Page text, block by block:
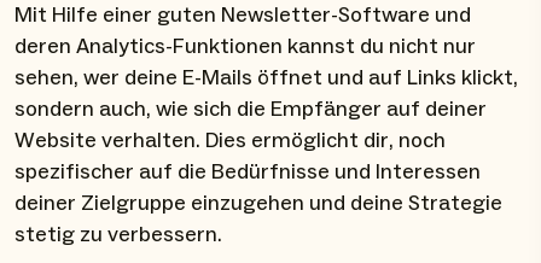
Mit Hilfe einer guten Newsletter-Software und
deren Analytics-Funktionen kannst du nicht nur
sehen, wer deine E-Mails öffnet und auf Links klickt,
sondern auch, wie sich die Empfänger auf deiner
Website verhalten. Dies ermöglicht dir, noch
spezifischer auf die Bedürfnisse und Interessen
deiner Zielgruppe einzugehen und deine Strategie
stetig zu verbessern.